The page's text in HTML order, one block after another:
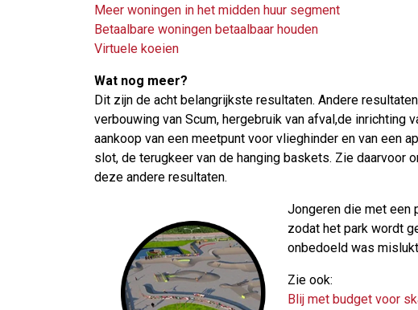
Meer woningen in het midden huur segment
Betaalbare woningen betaalbaar houden
Virtuele koeien
Wat nog meer?
Dit zijn de acht belangrijkste resultaten. Andere
verbouwing van Scum, hergebruik van afval,de inrichting
aankoop van een meetpunt voor vlieghinder en van een
slot, de terugkeer van de hanging baskets. Zie
deze andere resultaten.
Jongeren die met een
zodat het park wordt
onbedoeld was
Zie ook:
Blij met budget voor